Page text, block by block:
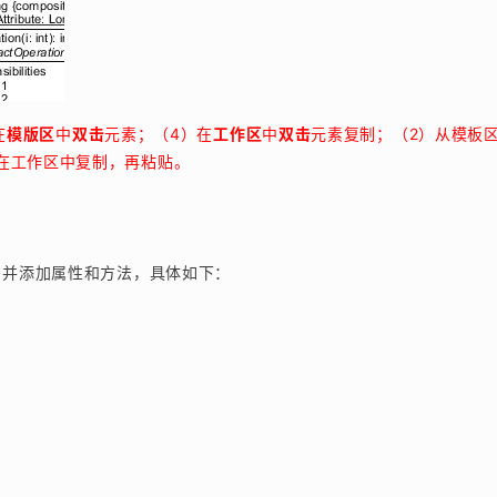
模版区中双击元素；（4）在工作区中双击元素复制；（2）从模板
作区中复制，再粘贴。
添加属性和方法，具体如下：